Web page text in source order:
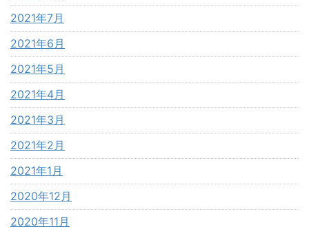
2021年7月
2021年6月
2021年5月
2021年4月
2021年3月
2021年2月
2021年1月
2020年12月
2020年11月